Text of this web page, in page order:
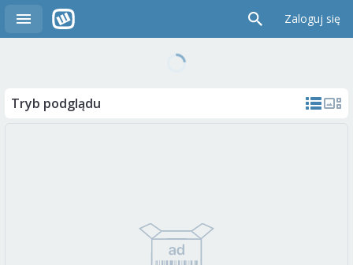
Zaloguj się
Tryb podglądu